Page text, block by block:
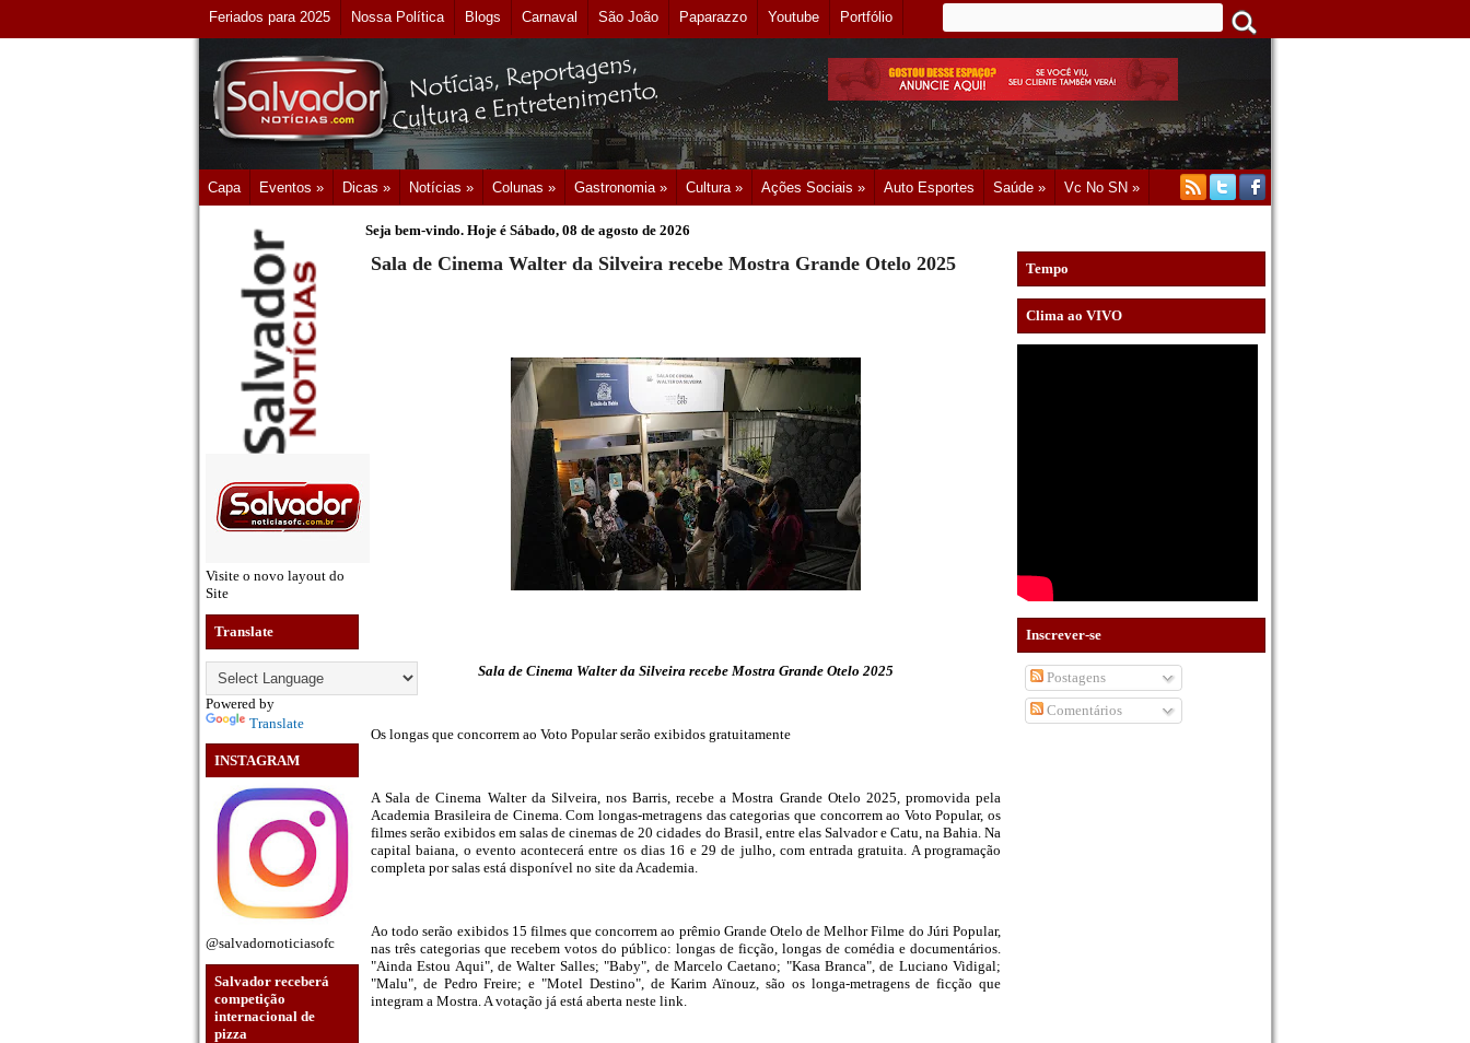
Feriados para 2025 Nossa Política Blogs Carnaval São João Paparazzo Youtube Portfólio
Capa Eventos » Dicas » Notícias » Colunas » Gastronomia » Cultura » Ações Sociais » Auto Esportes Saúde » Vc No SN »
Visite o novo layout do
Site
Translate
Powered by
Translate
INSTAGRAM
@salvadornoticiasofc
Salvador receberá
competição
internacional de
pizza
Seja bem-vindo. Hoje é Sábado, 08 de agosto de 2026
Sala de Cinema Walter da Silveira recebe Mostra Grande Otelo 2025
Sala de Cinema Walter da Silveira recebe Mostra Grande Otelo 2025
Os longas que concorrem ao Voto Popular serão exibidos gratuitamente
A Sala de Cinema Walter da Silveira, nos Barris, recebe a Mostra Grande Otelo 2025, promovida pela
Academia Brasileira de Cinema. Com longas-metragens das categorias que concorrem ao Voto Popular, os
filmes serão exibidos em salas de cinemas de 20 cidades do Brasil, entre elas Salvador e Catu, na Bahia. Na
capital baiana, o evento acontecerá entre os dias 16 e 29 de julho, com entrada gratuita. A programação
completa por salas está disponível no site da Academia.
Ao todo serão exibidos 15 filmes que concorrem ao prêmio Grande Otelo de Melhor Filme do Júri Popular,
nas três categorias que recebem votos do público: longas de ficção, longas de comédia e documentários.
"Ainda Estou Aqui", de Walter Salles; "Baby", de Marcelo Caetano; "Kasa Branca", de Luciano Vidigal;
"Malu", de Pedro Freire; e "Motel Destino", de Karim Aïnouz, são os longa-metragens de ficção que
integram a Mostra. A votação já está aberta neste link.
Tempo
Clima ao VIVO
Inscrever-se
Postagens
Comentários